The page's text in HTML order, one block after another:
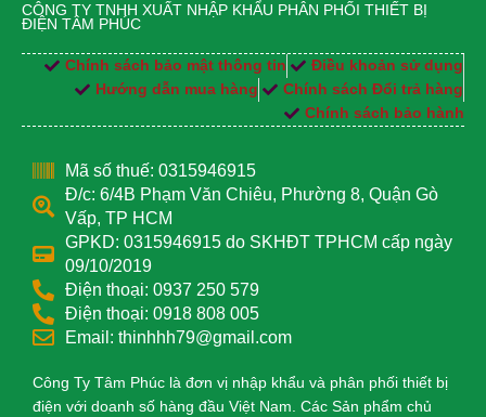
CÔNG TY TNHH XUẤT NHẬP KHẨU PHÂN PHỐI THIẾT BỊ
ĐIỆN TÂM PHÚC
Chính sách bảo mật thông tin
Điều khoản sử dụng
Hướng dẫn mua hàng
Chính sách Đổi trả hàng
Chính sách bảo hành
Mã số thuế: 0315946915
Đ/c: 6/4B Phạm Văn Chiêu, Phường 8, Quận Gò
Vấp, TP HCM
GPKD: 0315946915 do SKHĐT TPHCM cấp ngày
09/10/2019
Điện thoại: 0937 250 579
Điện thoại: 0918 808 005
Email: thinhhh79@gmail.com
Công Ty Tâm Phúc là đơn vị nhập khẩu và phân phối thiết bị
điện với doanh số hàng đầu Việt Nam. Các Sản phẩm chủ